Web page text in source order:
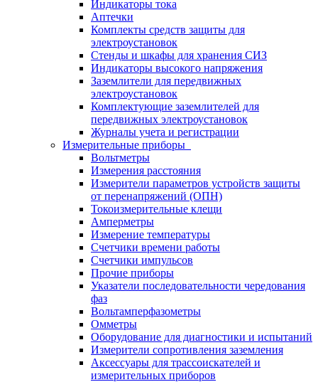
Индикаторы тока
Аптечки
Комплекты средств защиты для
электроустановок
Стенды и шкафы для хранения СИЗ
Индикаторы высокого напряжения
Заземлители для передвижных
электроустановок
Комплектующие заземлителей для
передвижных электроустановок
Журналы учета и регистрации
Измерительные приборы
Вольтметры
Измерения расстояния
Измерители параметров устройств защиты
от перенапряжений (ОПН)
Токоизмерительные клещи
Амперметры
Измерение температуры
Счетчики времени работы
Счетчики импульсов
Прочие приборы
Указатели последовательности чередования
фаз
Вольтамперфазометры
Омметры
Оборудование для диагностики и испытаний
Измерители сопротивления заземления
Аксессуары для трассоискателей и
измерительных приборов